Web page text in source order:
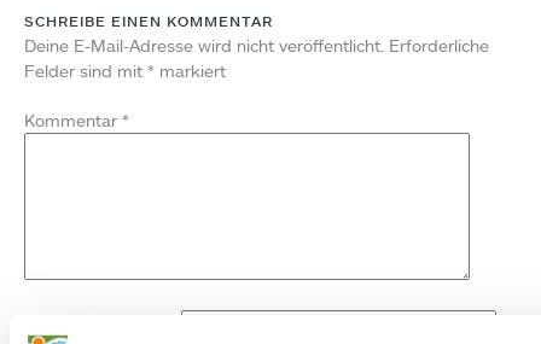
SCHREIBE EINEN KOMMENTAR
Deine E-Mail-Adresse wird nicht veröffentlicht. Erforderliche
Felder sind mit * markiert
Kommentar *